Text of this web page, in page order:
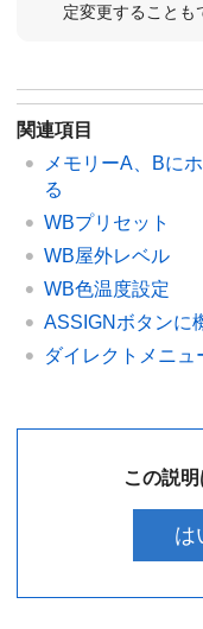
定変更することも
関連項目
メモリーA、Bに
る
WBプリセット
WB屋外レベル
WB色温度設定
ASSIGNボタンに
ダイレクトメニュ
この説
は